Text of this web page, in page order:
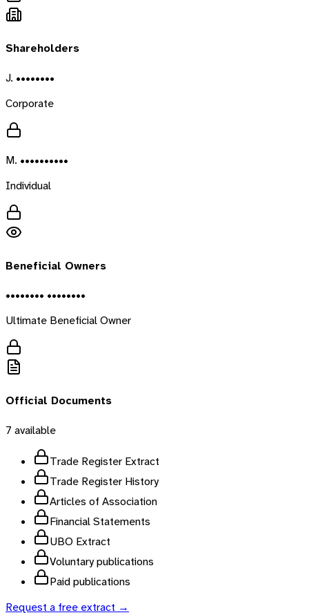
Shareholders
J. ••••••••
Corporate
M. ••••••••••
Individual
Beneficial Owners
•••••••• ••••••••
Ultimate Beneficial Owner
Official Documents
7 available
Trade Register Extract
Trade Register History
Articles of Association
Financial Statements
UBO Extract
Voluntary publications
Paid publications
Request a free extract →